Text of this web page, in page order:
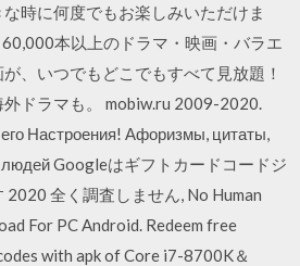
時に何度でもお楽しみいただけま
本以上のドラマ・映画・バラエ
、いつでもどこでもすべて見放題！
ドラマも。 mobiw.ru 2009-2020.
Настроения! Афоризмы, цитаты,
Googleはギフトカードコードジ
2020 全く調査しません, No Human
For PC Android. Redeem free
with apk of Core i7-8700K＆